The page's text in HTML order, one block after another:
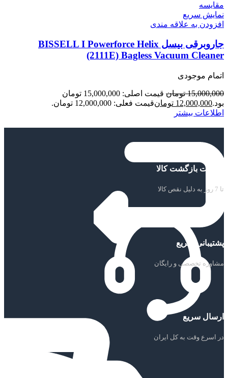
مقايسه
نمایش سریع
افزودن به علاقه مندی
جاروبرقی بیسل BISSELL I Powerforce Helix
(2111E) Bagless Vacuum Cleaner
اتمام موجودی
15,000,000 تومان
قیمت اصلی: 15,000,000 تومان
بود.12,000,000 تومانقیمت فعلی: 12,000,000 تومان.
اطلاعات بیشتر
ضمانت بازگشت کالا
تا 7 روز به دلیل نقص کالا
پشتیبانی سریع
مشاوره تخصصی و رایگان
ارسال سریع
در اسرع وقت به کل ایران